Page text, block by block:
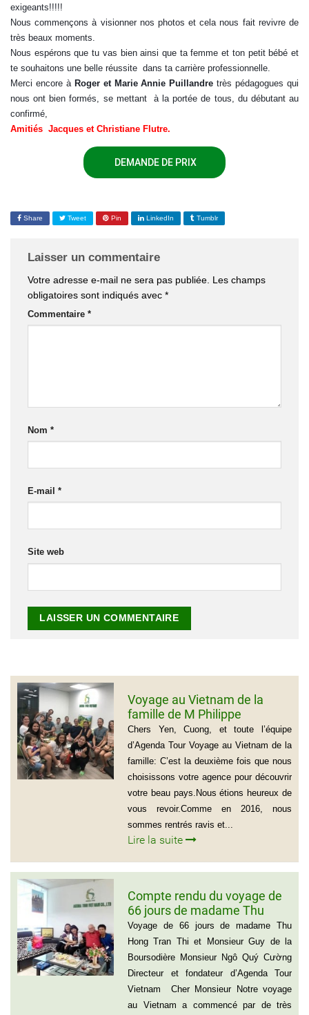
exigeants!!!!!
Nous commençons à visionner nos photos et cela nous fait revivre de
très beaux moments.
Nous espérons que tu vas bien ainsi que ta femme et ton petit bébé et
te souhaitons une belle réussite dans ta carrière professionnelle.
Merci encore à Roger et Marie Annie Puillandretrès pédagogues qui
nous ont bien formés, se mettant à la portée de tous, du débutant au
confirmé,
Amitiés Jacques et Christiane Flutre.
DEMANDE DE PRIX
Share Tweet Pin LinkedIn Tumblr
Laisser un commentaire
Votre adresse e-mail ne sera pas publiée. Les champs
obligatoires sont indiqués avec *
Commentaire *
Nom *
E-mail *
Site web
Voyage au Vietnam de la
famille de M Philippe
GROGNET
Chers Yen, Cuong, et toute l’équipe
d’Agenda Tour Voyage au Vietnam de la
famille: C’est la deuxième fois que nous
choisissons votre agence pour découvrir
votre beau pays.Nous étions heureux de
vous revoir.Comme en 2016, nous
sommes rentrés ravis et...
Lire la suite
Compte rendu du voyage de
66 jours de madame Thu
Hong Tran Thi et Monsieur
Guy de la Boursodière
Voyage de 66 jours de madame Thu
Hong Tran Thi et Monsieur Guy de la
Boursodière Monsieur Ngô Quý Cường
Directeur et fondateur d’Agenda Tour
Vietnam Cher Monsieur Notre voyage
au Vietnam a commencé par de très